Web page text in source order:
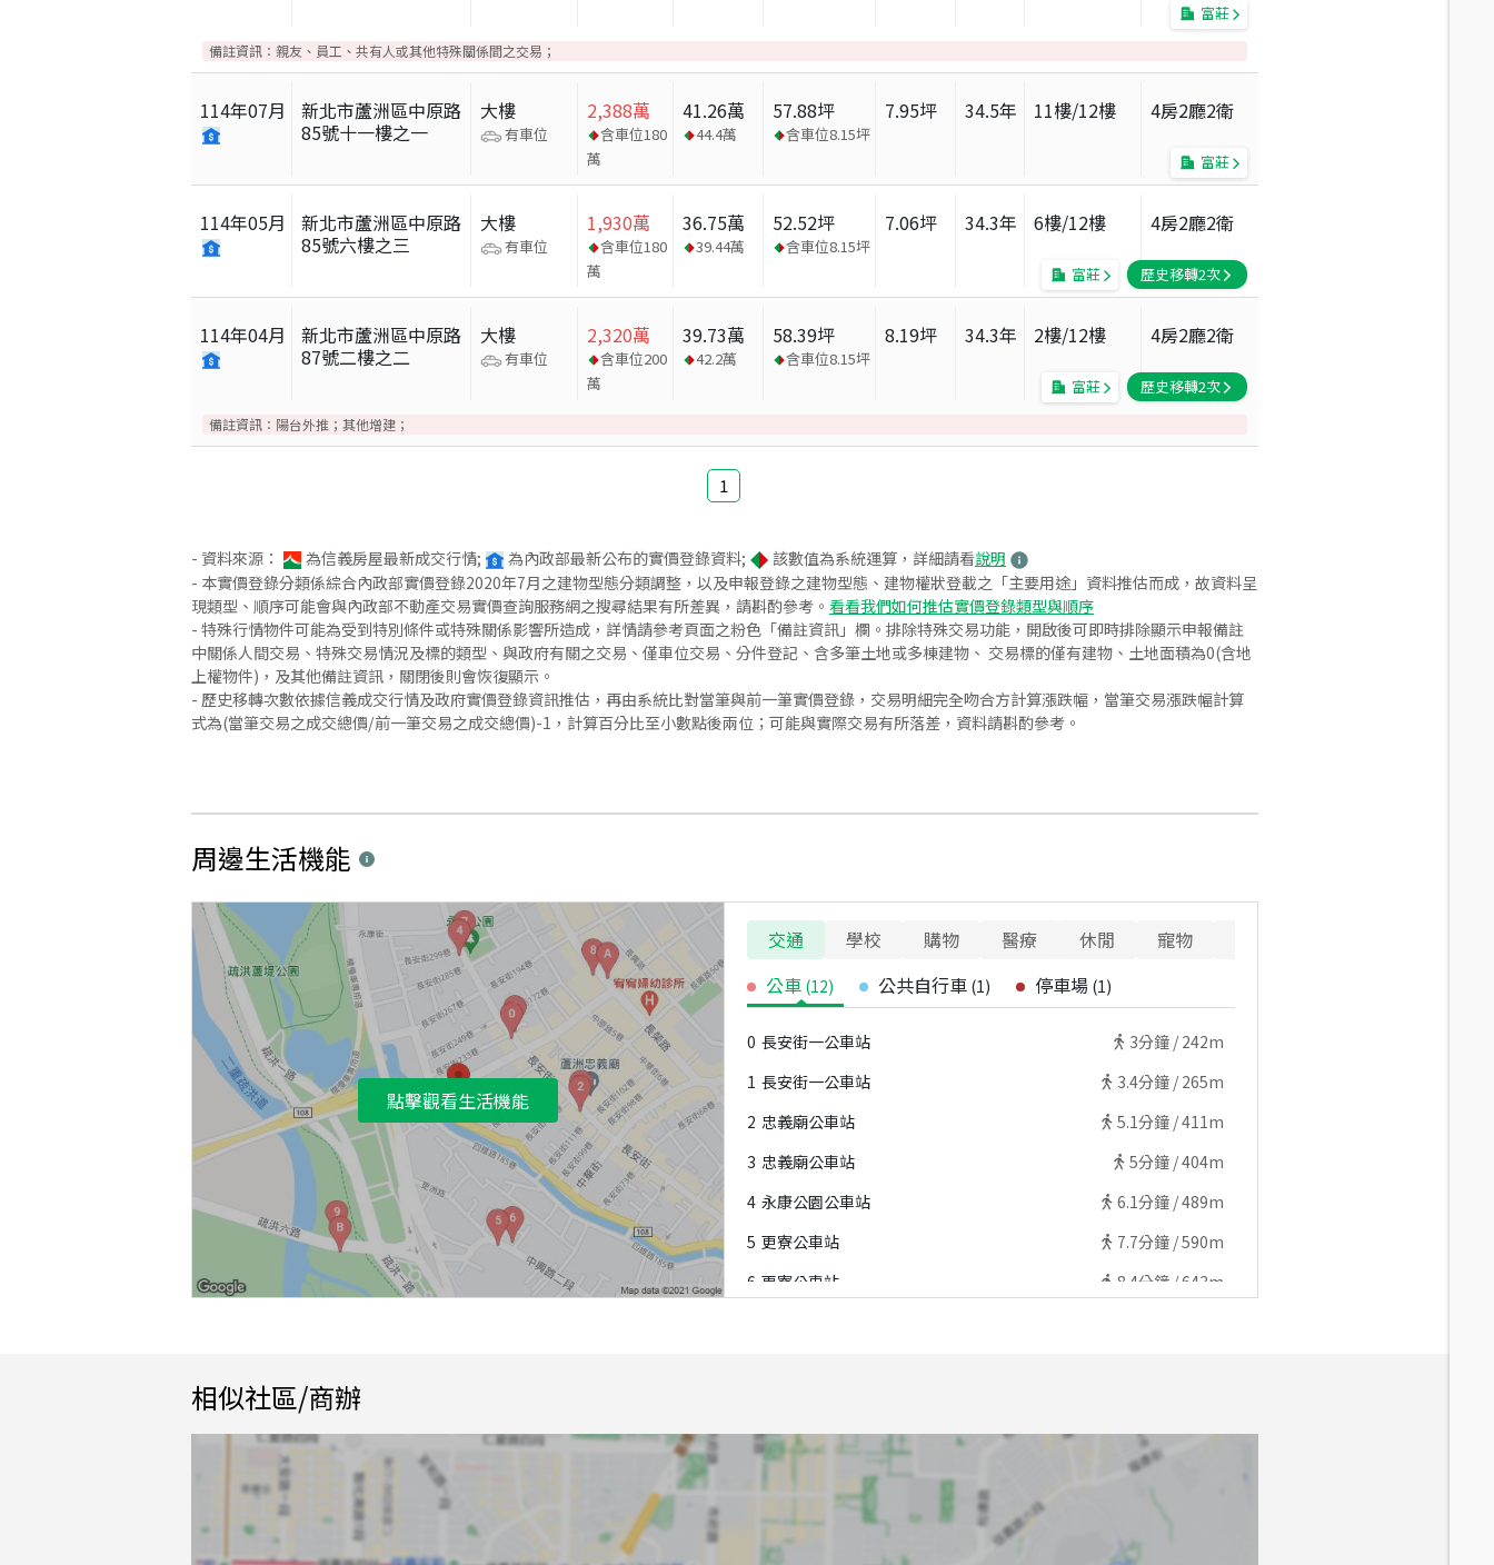
富莊
備註資訊： 親友、員工、共有人或其他特殊關係間之交易；
114年07月
新北市蘆洲區中原路
85號十一樓之一
大樓
有車位
2,388萬
含車位180
萬
41.26萬
44.4萬
57.88坪
含車位8.15坪
7.95坪 34.5年 11樓/12樓 4房2廳2衛
富莊
114年05月
新北市蘆洲區中原路
85號六樓之三
大樓
有車位
1,930萬
含車位180
萬
36.75萬
39.44萬
52.52坪
含車位8.15坪
7.06坪 34.3年 6樓/12樓 4房2廳2衛
富莊 歷史移轉2次
114年04月
新北市蘆洲區中原路
87號二樓之二
大樓
有車位
2,320萬
含車位200
萬
39.73萬
42.2萬
58.39坪
含車位8.15坪
8.19坪 34.3年 2樓/12樓 4房2廳2衛
富莊 歷史移轉2次
備註資訊： 陽台外推；其他增建；
1
- 資料來源： 為信義房屋最新成交行情; 為內政部最新公布的實價登錄資料; 該數值為系統運算，詳細請看說明
- 本實價登錄分類係綜合內政部實價登錄2020年7月之建物型態分類調整，以及申報登錄之建物型態、建物權狀登載之「主要用途」資料推估而成，故資料呈
現類型、順序可能會與內政部不動產交易實價查詢服務網之搜尋結果有所差異，請斟酌參考。 看看我們如何推估實價登錄類型與順序
- 特殊行情物件可能為受到特別條件或特殊關係影響所造成，詳情請參考頁面之粉色「備註資訊」欄。排除特殊交易功能，開啟後可即時排除顯示申報備註
中關係人間交易、特殊交易情況及標的類型、與政府有關之交易、僅車位交易、分件登記、含多筆土地或多棟建物、 交易標的僅有建物、土地面積為0(含地
上權物件)，及其他備註資訊，關閉後則會恢復顯示。
- 歷史移轉次數依據信義成交行情及政府實價登錄資訊推估，再由系統比對當筆與前一筆實價登錄，交易明細完全吻合方計算漲跌幅，當筆交易漲跌幅計算
式為(當筆交易之成交總價/前一筆交易之成交總價)-1，計算百分比至小數點後兩位；可能與實際交易有所落差，資料請斟酌參考。
周邊生活機能
點擊觀看生活機能
交通 學校 購物 醫療 休閒 寵物
公車 (12) 公共自行車 (1) 停車場 (1)
0 長安街一公車站 3分鐘 / 242m
1 長安街一公車站 3.4分鐘 / 265m
2 忠義廟公車站 5.1分鐘 /411m
3 忠義廟公車站 5分鐘 /404m
4 永康公園公車站 6.1分鐘 /489m
5 更寮公車站 7.7分鐘 /590m
6 更寮公車站 8.4分鐘 /643m
長榮中原路口公車站 分鐘 /
親水公園公車站
相似社區/商辦